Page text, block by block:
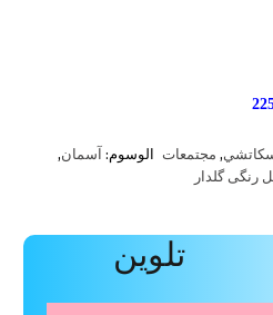
, مجتمعات الوسوم: آسمان,
رنگی گلدار
تلوين
المنتج